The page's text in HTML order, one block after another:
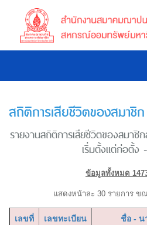
สถิติการเสียชีวิตของสมาชิก
รายงานสถิติการเสียชีวิตของสมา
เริ่มตั้งแต่ก่อตั้
ข้อมูลทั้งหมด
แสดงหน้าละ 30 รายการ
เลขที่
เลขทะเบียน
ชื่อ - น